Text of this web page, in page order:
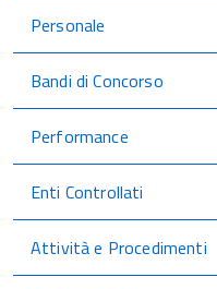
Personale
Bandi di Concorso
Performance
Enti Controllati
Attività e Procedimenti